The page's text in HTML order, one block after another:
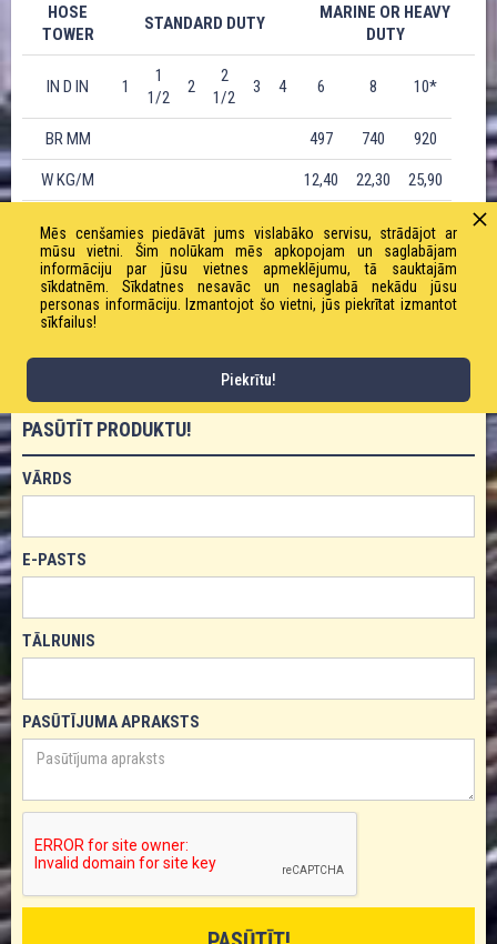
HOSE
TOWER
STANDARD DUTY
MARINE OR HEAVY
DUTY
IN D IN 1
1
1/2
2
2
1/2
3 4 6 8 10*
BR MM 497 740 920
W KG/M 12,40 22,30 25,90
BAR/ 203
PSI
• •
CODE 21
BAR/ 315
PASŪTĪT PRODUKTU!
VĀRDS
E-PASTS
TĀLRUNIS
PASŪTĪJUMA APRAKSTS
Mēs cenšamies piedāvāt jums vislabāko servisu, strādājot ar
mūsu vietni. Šim nolūkam mēs apkopojam un saglabājam
informāciju par jūsu vietnes apmeklējumu, tā sauktajām
sīkdatnēm. Sīkdatnes nesavāc un nesaglabā nekādu jūsu
personas informāciju. Izmantojot šo vietni, jūs piekrītat izmantot
sīkfailus!
Piekrītu!